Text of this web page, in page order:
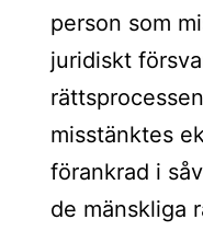
person som
juridiskt
misstänktes
förankrad i
de mänskliga